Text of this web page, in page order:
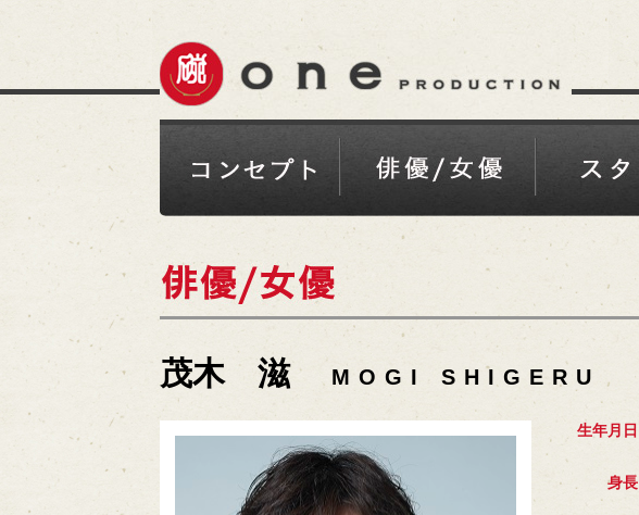
茂木 滋 MOGI SHIGERU
生年月日
身長